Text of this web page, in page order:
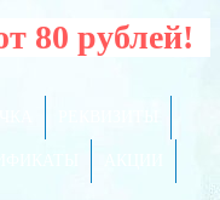
80 рублей!